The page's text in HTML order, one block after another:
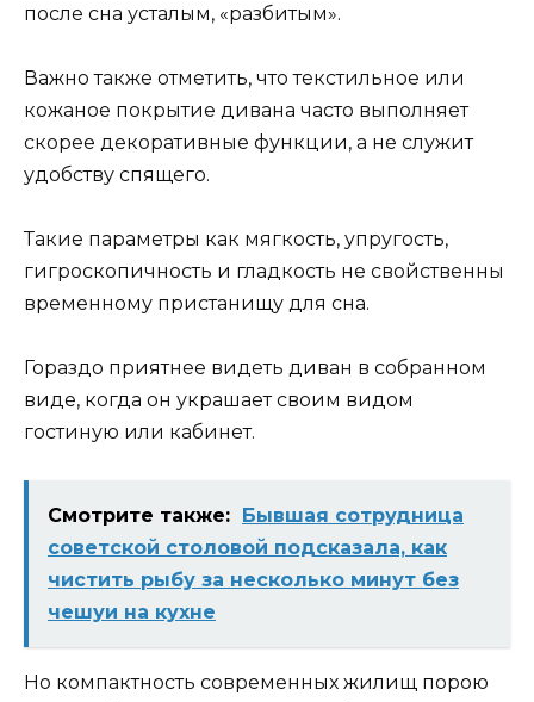
после сна усталым, «разбитым».
Важно также отметить, что текстильное или
кожаное покрытие дивана часто выполняет
скорее декоративные функции, а не служит
удобству спящего.
Такие параметры как мягкость, упругость,
гигроскопичность и гладкость не свойственны
временному пристанищу для сна.
Гораздо приятнее видеть диван в собранном
виде, когда он украшает своим видом
гостиную или кабинет.
Смотрите также:
Бывшая сотрудница
советской столовой подсказала, как
чистить рыбу за несколько минут без
чешуи на кухне
Но компактность современных жилищ порою